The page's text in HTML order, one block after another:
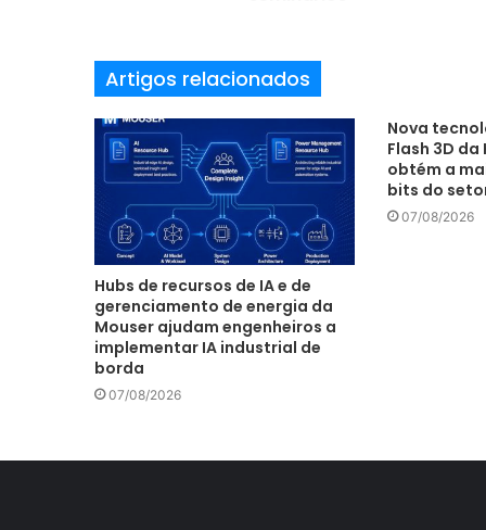
a
i
l
Artigos relacionados
Hubs de recursos de IA e de
gerenciamento de energia da
Mouser ajudam engenheiros a
implementar IA industrial de
borda
07/08/2026
Nova
Flash 3D da
obtém a
bits do
07/08/2026